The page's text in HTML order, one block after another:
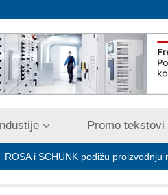
Promo tekstovi
podižu proizvodnju na viši nivo